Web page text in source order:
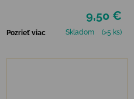
9,50 €
Pozrieť viac Skladom (>5 ks)